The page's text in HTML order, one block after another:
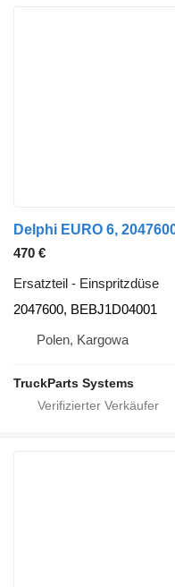
470 €
Ersatzteil - Einspritzdüse
2047600, BEBJ1D04001
Polen, Kargowa
TruckParts Systems